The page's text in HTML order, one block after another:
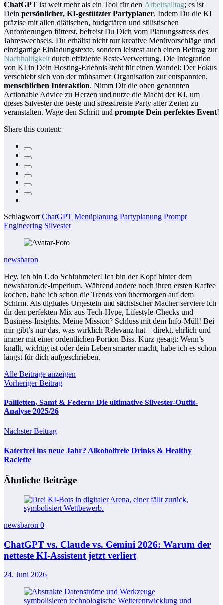
ChatGPT ist weit mehr als ein Tool für den Arbeitsalltag; es ist
Dein persönlicher, KI-gestützter Partyplaner. Indem Du die KI
präzise mit allen diätischen, budgetären und stilistischen
Anforderungen fütterst, befreist Du Dich vom Planungsstress des
Jahreswechsels. Du erhältst nicht nur kreative Menüvorschläge und
einzigartige Einladungstexte, sondern leistest auch einen Beitrag zur
Nachhaltigkeit durch effiziente Reste-Verwertung. Die Integration
von KI in Dein Hosting-Erlebnis steht für einen Wandel: Der Fokus
verschiebt sich von der mühsamen Organisation zur entspannten,
menschlichen Interaktion. Nimm Dir die oben genannten
Actionable Advice zu Herzen und nutze die Macht der KI, um
dieses Silvester die beste und stressfreiste Party aller Zeiten zu
veranstalten. Wage den Schritt und prompte Dein perfektes Event!
Share this content:
Schlagwort ChatGPT Menüplanung Partyplanung Prompt
Engineering Silvester
newsbaron
Hey, ich bin Udo Schluhmeier! Ich bin der Kopf hinter dem
newsbaron.de-Imperium. Während andere noch ihren ersten Kaffee
kochen, habe ich schon die Trends von übermorgen auf dem
Schirm. Als digitales Urgestein und sächsischer Macher serviere ich
dir den perfekten Mix aus Tech-Hype, Lifestyle-Checks und
Business-Insights. Meine Mission? Schluss mit dem Info-Müll! Bei
mir gibt’s nur das, was wirklich Relevanz hat – direkt, ehrlich und
immer mit einer ordentlichen Portion Biss. Kurz gesagt: Wenn’s
knallt, wichtig ist oder dein Leben smarter macht, habe ich es schon
längst für dich aufgeschrieben.
Alle Beiträge anzeigen
Vorheriger Beitrag
Pailletten, Samt & Federn: Die ultimative Silvester-Outfit-
Analyse 2025/26
Nächster Beitrag
Katerfrei ins neue Jahr? Alkoholfreie Drinks & Healthy
Raclette
Ähnliche Beiträge
newsbaron 0
ChatGPT vs. Claude vs. Gemini 2026: Warum der
netteste KI-Assistent jetzt verliert
24. Juni 2026